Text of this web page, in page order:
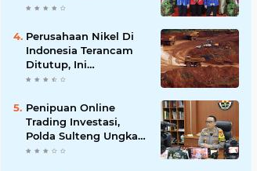
ke-80 RI
Perusahaan Nikel Di
Indonesia Terancam
Ditutup, Ini
Pernyataan Luhut
Penipuan Online
Trading Investasi,
Polda Sulteng Ungkap
Selama Beroperasi